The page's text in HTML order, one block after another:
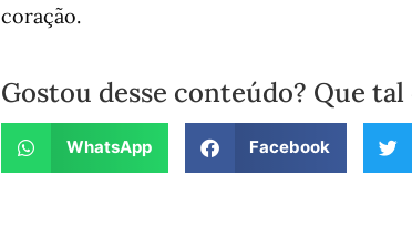
coração.
Gostou desse conteúdo? Que
WhatsApp Facebook